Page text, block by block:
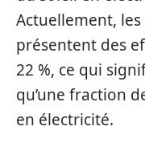
Actuellement,
présentent des
22 %, ce qui
qu’une fraction
en électricité.